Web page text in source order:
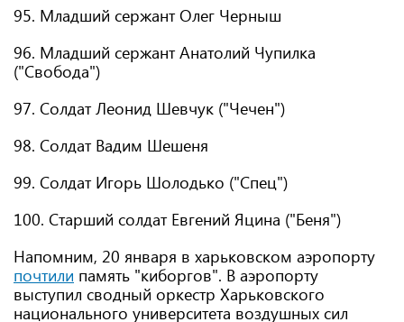
95. Младший сержант Олег Черныш
96. Младший сержант Анатолий Чупилка
("Свобода")
97. Солдат Леонид Шевчук ("Чечен")
98. Солдат Вадим Шешеня
99. Солдат Игорь Шолодько ("Спец")
100. Старший солдат Евгений Яцина ("Беня")
Напомним, 20 января в харьковском аэропорту
почтили память "киборгов". В аэропорту
выступил сводный оркестр Харьковского
национального университета воздушных сил